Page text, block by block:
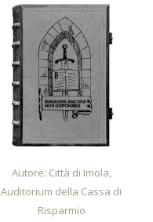
AGGIUNGI AL CARRELLO
Autore: Città di Imola,
Auditorium della Cassa di
Risparmio